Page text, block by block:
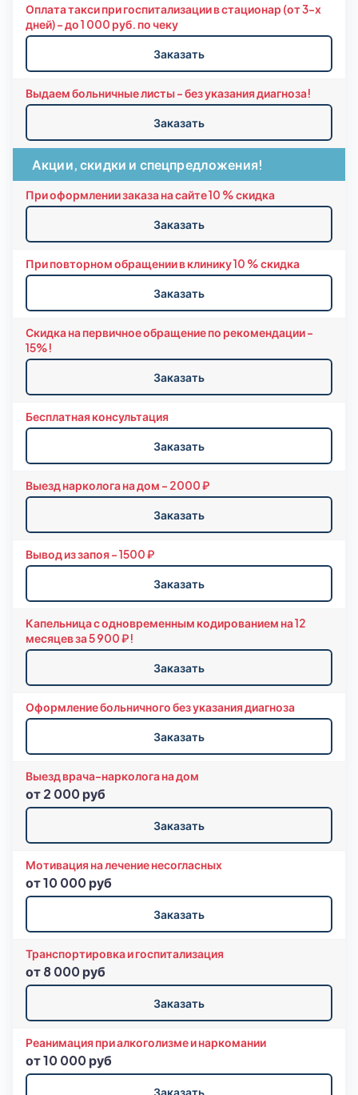
Оплата такси при госпитализации в стационар (от 3-х
дней) – до 1 000 руб. по чеку
Заказать
Выдаем больничные листы - без указания диагноза!
Заказать
Акции, скидки и спецпредложения!
При оформлении заказа на сайте 10 % скидка
Заказать
При повторном обращении в клинику 10 % скидка
Заказать
Скидка на первичное обращение по рекомендации -
15%!
Заказать
Бесплатная консультация
Заказать
Выезд нарколога на дом - 2000 ₽
Заказать
Вывод из запоя - 1500 ₽
Заказать
Капельница с одновременным кодированием на 12
месяцев за 5 900 ₽!
Заказать
Оформление больничного без указания диагноза
Заказать
Выезд врача-нарколога на дом
от 2 000 руб
Заказать
Мотивация на лечение несогласных
от 10 000 руб
Заказать
Транспортировка и госпитализация
от 8 000 руб
Заказать
Реанимация при алкоголизме и наркомании
от 10 000 руб
Заказать